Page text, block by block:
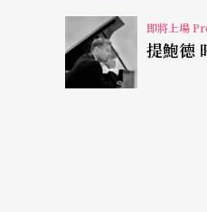
邀請兩位名家 一起
《愛之交響曲》正
的法勒莉．哈特曼-
即將上場